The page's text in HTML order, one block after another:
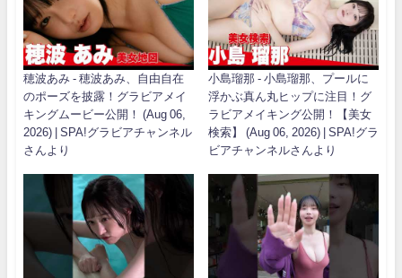
穂波あみ - 穂波あみ、自由自在
のポーズを披露！グラビアメイ
キングムービー公開！ (Aug 06,
2026) | SPA!グラビアチャンネル
さんより
小島瑠那 - 小島瑠那、プールに
浮かぶ真ん丸ヒップに注目！グ
ラビアメイキング公開！【美女
検索】 (Aug 06, 2026) | SPA!グラ
ビアチャンネルさんより